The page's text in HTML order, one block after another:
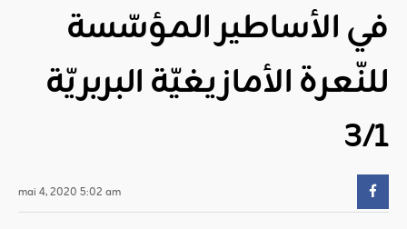
في الأساطير المؤسّسة
للنّعرة الأمازيغيّة البربريّة
3/1
mai 4, 2020 5:02 am